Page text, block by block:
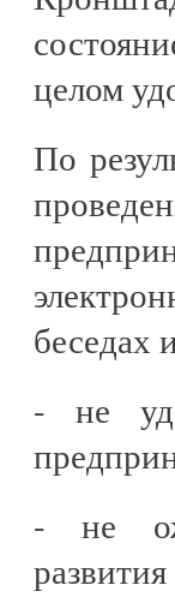
целом
По
беседах
- не
- не